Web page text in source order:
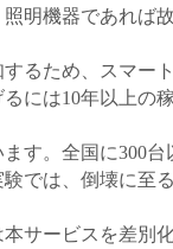
明機器であれば
るため、スマー
には10年以上の
す。全国に300
では、倒壊に至
サービスを差別